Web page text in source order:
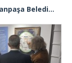
Gaziosmanpaşa Belediyesi sanatın ve sanatçının her zaman yanında